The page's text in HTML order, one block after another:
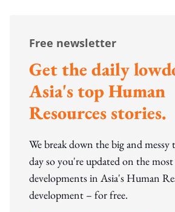
Free newsletter
Get the daily
Asia's top Human
Resources stories.
We break down the big and messy
day so you're updated on the
developments in Asia's Human
development – for free.